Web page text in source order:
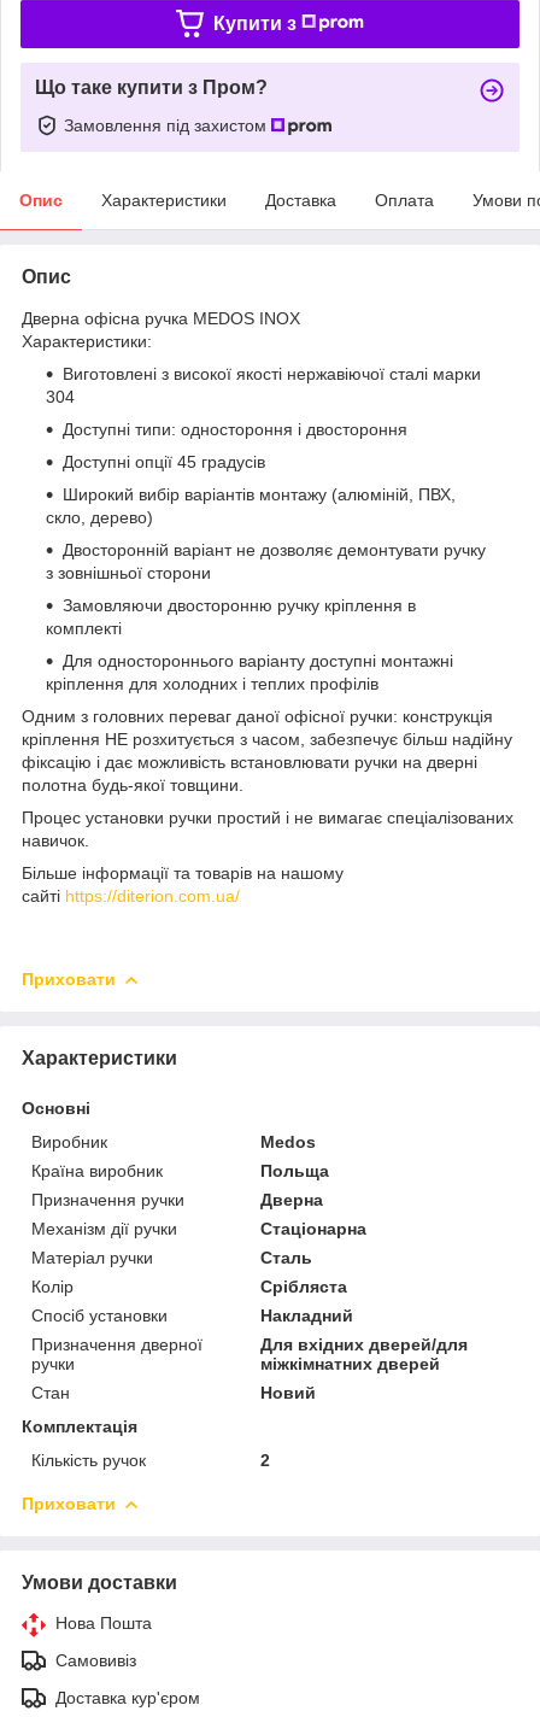
Купити з
Що таке купити з Пром?
Замовлення під захистом
Опис Характеристики Доставка Оплата Умови
Опис
Дверна офісна ручка MEDOS INOX
Характеристики:
Виготовлені з високої якості нержавіючої сталі марки
304
Доступні типи: одностороння і двостороння
Доступні опції 45 градусів
Широкий вибір варіантів монтажу (алюміній, ПВХ,
скло, дерево)
Двосторонній варіант не дозволяє демонтувати ручку
з зовнішньої сторони
Замовляючи двосторонню ручку кріплення в
комплекті
Для одностороннього варіанту доступні монтажні
кріплення для холодних і теплих профілів
Одним з головних переваг даної офісної ручки: конструкція
кріплення НЕ розхитується з часом, забезпечує більш надійну
фіксацію і дає можливість встановлювати ручки на дверні
полотна будь-якої товщини.
Процес установки ручки простий і не вимагає спеціалізованих
навичок.
Більше інформації та товарів на нашому
сайті https://diterion.com.ua/
Приховати
Характеристики
Основні
Виробник
Medos
Країна виробник
Польща
Призначення ручки
Дверна
Механізм дії ручки
Стаціонарна
Матеріал ручки
Сталь
Колір
Срібляста
Спосіб установки
Накладний
Призначення дверної
ручки
Для вхідних дверей/для
міжкімнатних дверей
Стан
Новий
Комплектація
Кількість ручок
2
Приховати
Умови доставки
Нова Пошта
Самовивіз
Доставка кур'єром